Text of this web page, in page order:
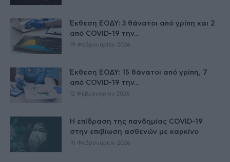
Έκθεση ΕΟΔΥ: 3 θάνατοι από γρίπη και 2
από COVID-19 την...
19 Φεβρουαρίου 2026
Έκθεση ΕΟΔΥ: 15 θάνατοι από γρίπη, 7
από COVID-19 την...
12 Φεβρουαρίου 2026
Η επίδραση της πανδημίας COVID-19
στην επιβίωση ασθενών με καρκίνο
10 Φεβρουαρίου 2026